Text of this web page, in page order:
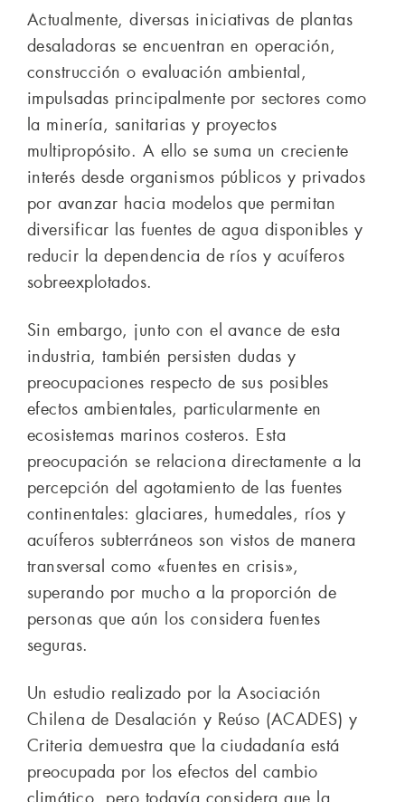
Actualmente, diversas iniciativas de plantas
desaladoras se encuentran en operación,
construcción o evaluación ambiental,
impulsadas principalmente por sectores como
la minería, sanitarias y proyectos
multipropósito. A ello se suma un creciente
interés desde organismos públicos y privados
por avanzar hacia modelos que permitan
diversificar las fuentes de agua disponibles y
reducir la dependencia de ríos y acuíferos
sobreexplotados.
Sin embargo, junto con el avance de esta
industria, también persisten dudas y
preocupaciones respecto de sus posibles
efectos ambientales, particularmente en
ecosistemas marinos costeros. Esta
preocupación se relaciona directamente a la
percepción del agotamiento de las fuentes
continentales: glaciares, humedales, ríos y
acuíferos subterráneos son vistos de manera
transversal como «fuentes en crisis»,
superando por mucho a la proporción de
personas que aún los considera fuentes
seguras.
Un estudio realizado por la Asociación
Chilena de Desalación y Reúso (ACADES) y
Criteria demuestra que la ciudadanía está
preocupada por los efectos del cambio